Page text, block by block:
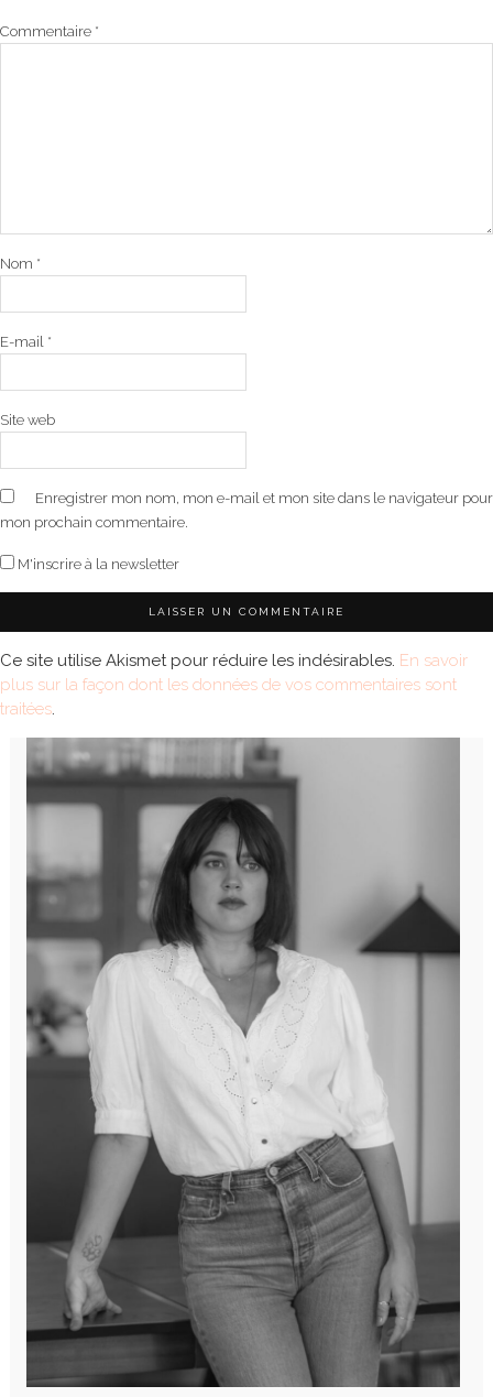
Commentaire *
Nom *
E-mail *
Site web
Enregistrer mon nom, mon e-mail et mon site dans le navigateur pour
mon prochain commentaire.
M'inscrire à la newsletter
Ce site utilise Akismet pour réduire les indésirables. En savoir
plus sur la façon dont les données de vos commentaires sont
traitées.